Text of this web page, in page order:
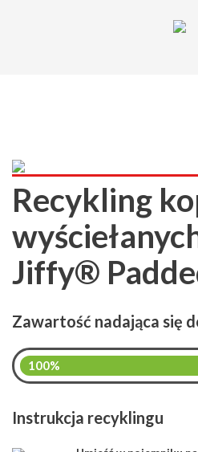
Recykling
Jiffy®
Zawartość nadająca się
100%
Instrukcja recyklingu